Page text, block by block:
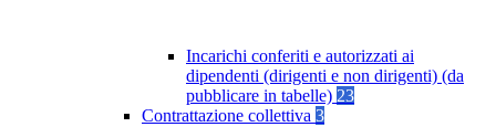
Incarichi conferiti e autorizzati ai
dipendenti (dirigenti e non dirigenti) (da
pubblicare in tabelle) 23
Contrattazione collettiva 3